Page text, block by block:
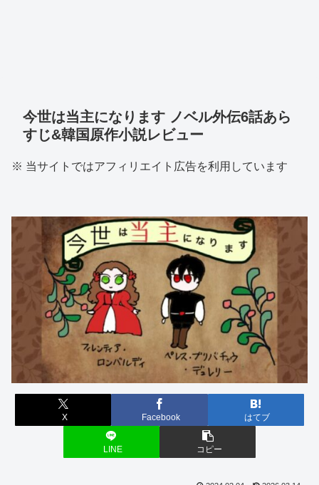
今世は当主になります ノベル外伝6話あら
すじ&韓国原作小説レビュー
※ 当サイトではアフィリエイト広告を利用しています
X Facebook はてブ
LINE コピー